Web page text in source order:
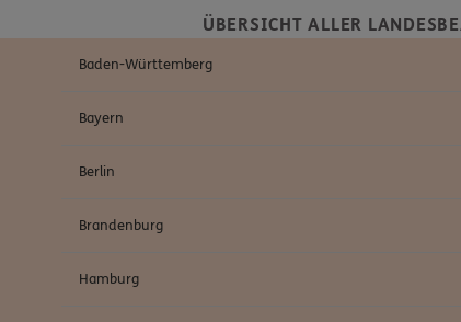
ÜBERSICHT ALLER
Baden-Württemberg
Bayern
Berlin
Brandenburg
Hamburg